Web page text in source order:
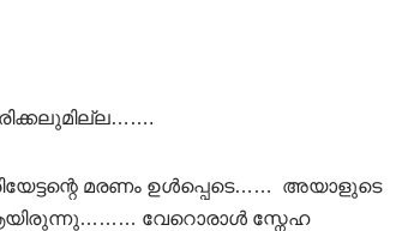
മരണം ഉൾപ്പെടെ…… അയാളുടെ
വേറൊരാൾ സ്നേഹ